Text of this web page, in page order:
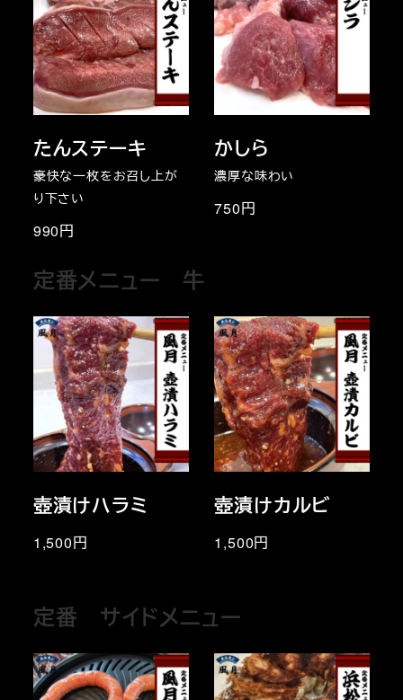
たんステーキ
豪快な一枚をお召し上が
り下さい
990円
かしら
濃厚な味わい
750円
定番メニュー 牛
壺漬けハラミ
1,500円
壺漬けカルビ
1,500円
定番 サイドメニュー